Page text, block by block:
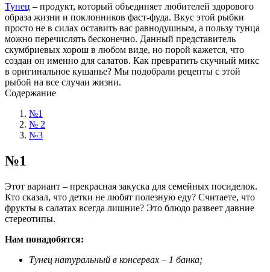
Тунец – продукт, который объединяет любителей здорового
образа жизни и поклонников фаст-фуда. Вкус этой рыбки
просто не в силах оставить вас равнодушным, а пользу тунца
можно перечислять бесконечно. Данный представитель
скумбриевых хорош в любом виде, но порой кажется, что
создан он именно для салатов. Как превратить скучный микс
в оригинальное кушанье? Мы подобрали рецепты с этой
рыбой на все случаи жизни.
Содержание
№1
№ 2
№3
№1
Этот вариант – прекрасная закуска для семейных посиделок.
Кто сказал, что детки не любят полезную еду? Считаете, что
фрукты в салатах всегда лишние? Это блюдо развеет давние
стереотипы.
Нам понадобятся:
Тунец натуральный в консервах – 1 банка;